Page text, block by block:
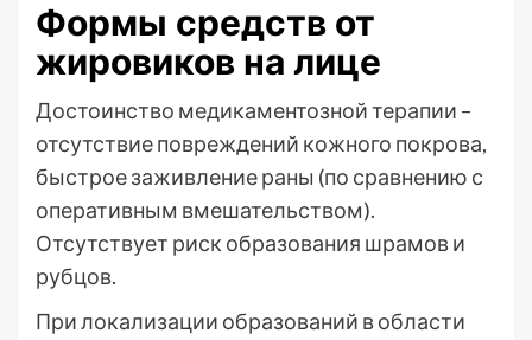
Формы средств от
жировиков на лице
Достоинство медикаментозной терапии –
отсутствие повреждений кожного покрова,
быстрое заживление раны (по сравнению с
оперативным вмешательством).
Отсутствует риск образования шрамов и
рубцов.
При локализации образований в области